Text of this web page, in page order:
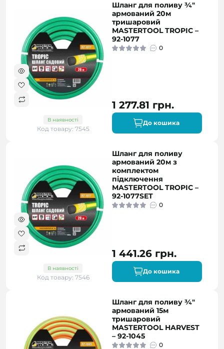
В наявності
Код товару: 7545
Шланг для поливу ¾"
армований 20м
тришаровий
MASTERTOOL TROPIC –
92-1077
0
1 277.81 грн.
До кошика
В наявності
Код товару: 7546
Шланг для поливу
армований 20м з
комплектом
підключення
MASTERTOOL TROPIC –
92-1077SET
0
1 441.26 грн.
До кошика
Шланг для поливу ¾"
армований 15м
тришаровий
MASTERTOOL HARVEST
– 92-1045
0